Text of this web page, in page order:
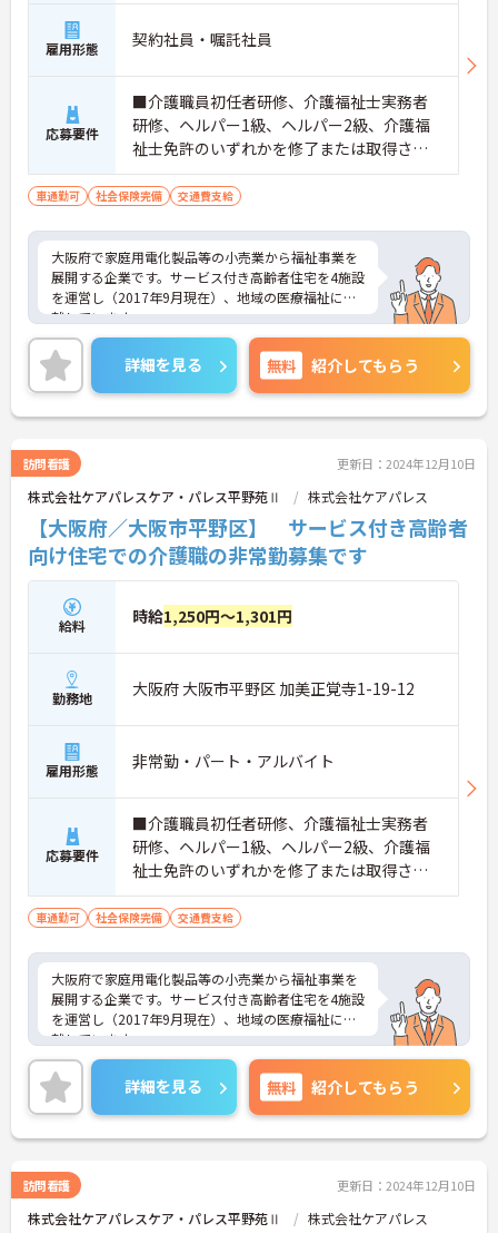
雇用形態 契約社員・嘱託社員
応募要件
■介護職員初任者研修、介護福祉士実務者
研修、ヘルパー1級、ヘルパー2級、介護福
祉士免許のいずれかを修了または取得され
た方 ■日・祝・年末年始勤務可能な方
車通勤可 社会保険完備 交通費支給
大阪府で家庭用電化製品等の小売業から福祉事業を
展開する企業です。サービス付き高齢者住宅を4施設
を運営し（2017年9月現在）、地域の医療福祉に貢
献しています。
シフトの融通が利きますので、勤務日や勤務時間な
どの相談が可能です。
趣味や学業、家庭との両立はもちろん、ダブルワー
クや扶養範囲内での勤務もご相談ください。
ご興味をお持ちの方は是非お問い合わせくださいま
詳細を見る 無料 紹介してもらう
訪問看護 更新日：2024年12月10日
株式会社ケアパレスケア・パレス平野苑Ⅱ 株式会社ケアパレス
【大阪府／大阪市平野区】 サービス付き高齢者
向け住宅での介護職の非常勤募集です
給料 時給1,250円～1,301円
勤務地 大阪府 大阪市平野区 加美正覚寺1-19-12
雇用形態 非常勤・パート・アルバイト
応募要件
■介護職員初任者研修、介護福祉士実務者
研修、ヘルパー1級、ヘルパー2級、介護福
祉士免許のいずれかを修了または取得され
た方
車通勤可 社会保険完備 交通費支給
大阪府で家庭用電化製品等の小売業から福祉事業を
展開する企業です。サービス付き高齢者住宅を4施設
を運営し（2017年9月現在）、地域の医療福祉に貢
献しています。
シフトの融通が利きますので、勤務日や勤務時間な
どの相談が可能です。
趣味や学業、家庭との両立はもちろん、ダブルワー
クや扶養範囲内での勤務もご相談ください。
ご興味をお持ちの方は是非お問い合わせくださいま
詳細を見る 無料 紹介してもらう
訪問看護 更新日：2024年12月10日
株式会社ケアパレスケア・パレス平野苑Ⅱ 株式会社ケアパレス